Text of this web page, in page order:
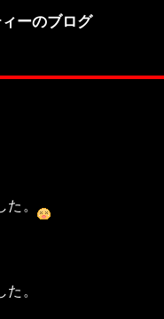
ーのブログ
。
。